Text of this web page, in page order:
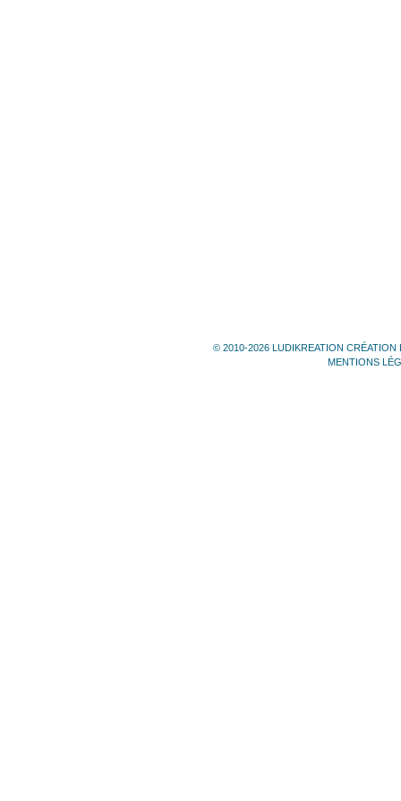
© 2010-2026 LUDIKREATION CRÉATION
MENTIONS